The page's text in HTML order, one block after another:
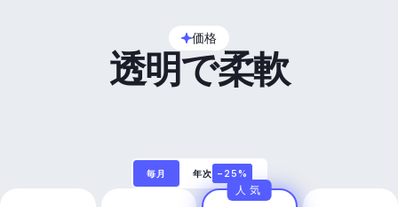
価格
透明で柔軟
毎月 年次 −25%
人気